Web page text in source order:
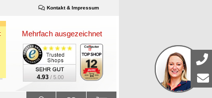
Kontakt & Impressum
Mehrfach ausgezeichnet
4.93 / 5.00